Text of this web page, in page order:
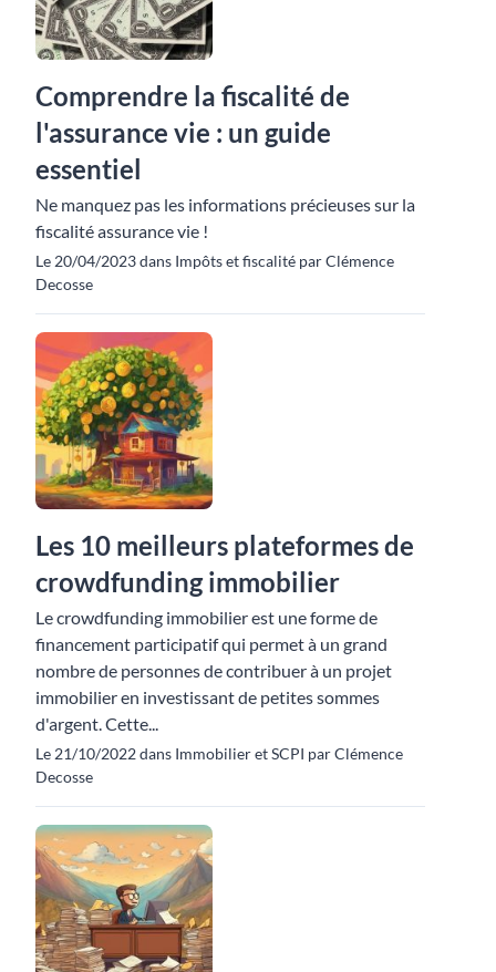
Comprendre la fiscalité de
l'assurance vie : un guide
essentiel
Ne manquez pas les informations précieuses sur la
fiscalité assurance vie !
Le 20/04/2023 dans Impôts et fiscalité par Clémence
Decosse
Les 10 meilleurs plateformes de
crowdfunding immobilier
Le crowdfunding immobilier est une forme de
financement participatif qui permet à un grand
nombre de personnes de contribuer à un projet
immobilier en investissant de petites sommes
d'argent. Cette...
Le 21/10/2022 dans Immobilier et SCPI par Clémence
Decosse